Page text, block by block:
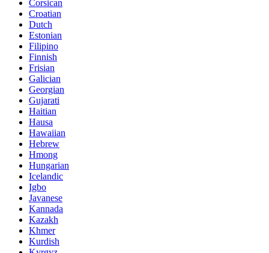
Corsican
Croatian
Dutch
Estonian
Filipino
Finnish
Frisian
Galician
Georgian
Gujarati
Haitian
Hausa
Hawaiian
Hebrew
Hmong
Hungarian
Icelandic
Igbo
Javanese
Kannada
Kazakh
Khmer
Kurdish